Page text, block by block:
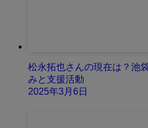
松永拓也さんの現在は？池
みと支援活動
2025年3月6日